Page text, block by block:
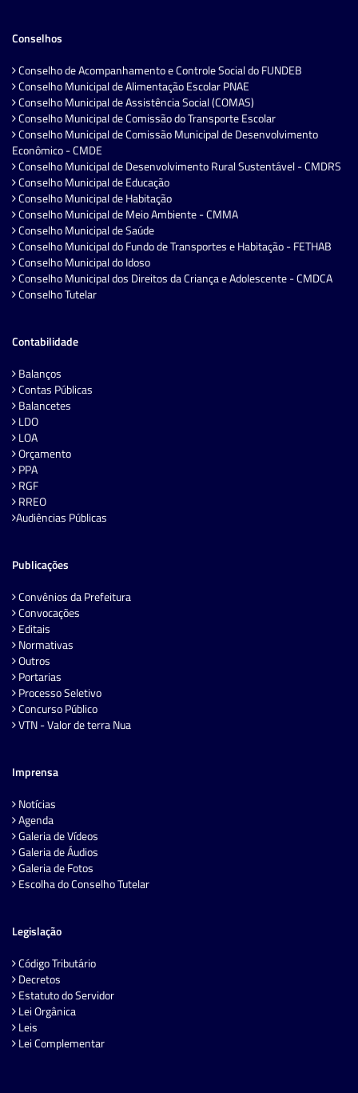
Conselhos
Conselho de Acompanhamento e Controle Social do FUNDEB
Conselho Municipal de Alimentação Escolar PNAE
Conselho Municipal de Assistência Social (COMAS)
Conselho Municipal de Comissão do Transporte Escolar
Conselho Municipal de Comissão Municipal de Desenvolvimento
Econômico - CMDE
Conselho Municipal de Desenvolvimento Rural Sustentável - CMDRS
Conselho Municipal de Educação
Conselho Municipal de Habitação
Conselho Municipal de Meio Ambiente - CMMA
Conselho Municipal de Saúde
Conselho Municipal do Fundo de Transportes e Habitação - FETHAB
Conselho Municipal do Idoso
Conselho Municipal dos Direitos da Criança e Adolescente - CMDCA
Conselho Tutelar
Contabilidade
Balanços
Contas Públicas
Balancetes
LDO
LOA
Orçamento
PPA
RGF
RREO
Audiências Públicas
Publicações
Convênios da Prefeitura
Convocações
Editais
Normativas
Outros
Portarias
Processo Seletivo
Concurso Público
VTN - Valor de terra Nua
Imprensa
Notícias
Agenda
Galeria de Vídeos
Galeria de Áudios
Galeria de Fotos
Escolha do Conselho Tutelar
Legislação
Código Tributário
Decretos
Estatuto do Servidor
Lei Orgânica
Leis
Lei Complementar